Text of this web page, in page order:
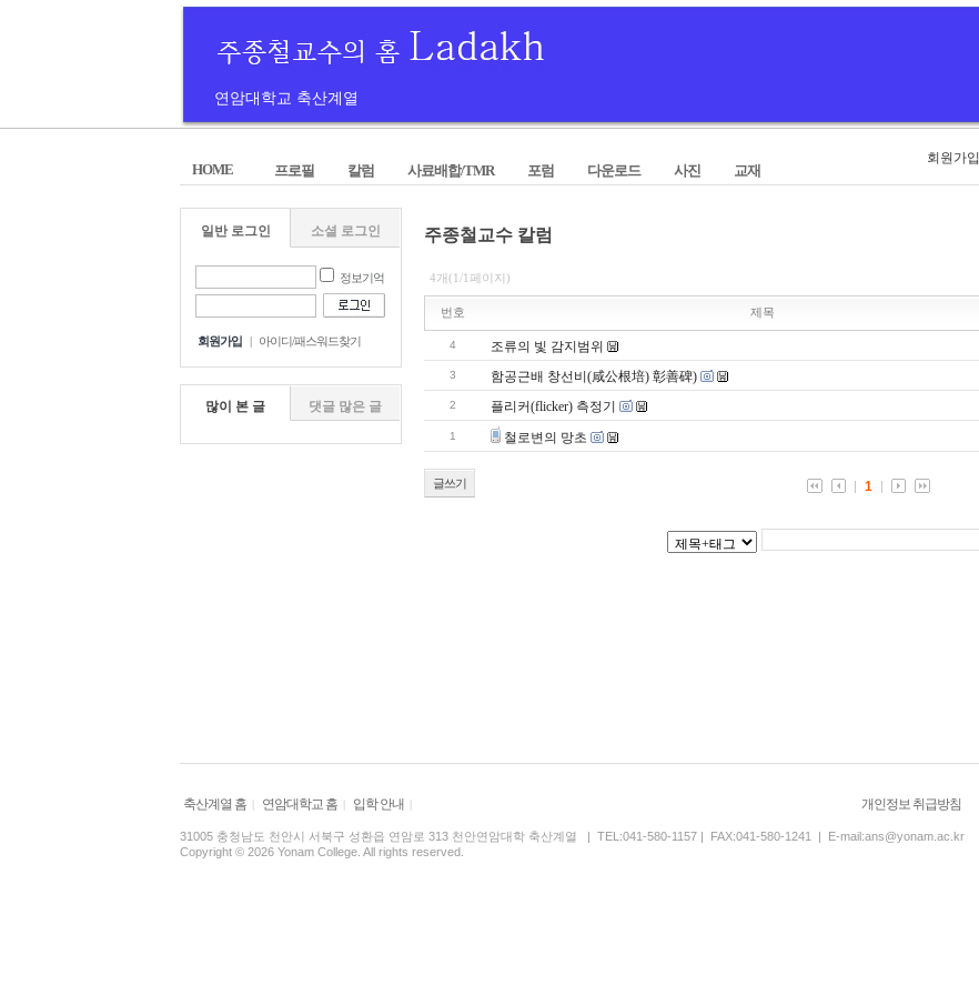
연암대학교 축산계열
회원가입
HOME 프로필 칼럼 사료배합/TMR 포럼 다운로드 사진 교재
일반 로그인 소셜 로그인
정보기억
회원가입 | 아이디/패스워드찾기
많이 본 글 댓글 많은 글
주종철교수 칼럼
4개(1/1페이지)
번호 제목
4 조류의 빛 감지범위
3 함공근배 창선비(咸公根培) 彰善碑)
2 플리커(flicker) 측정기
1 철로변의 망초
글쓰기 1
축산계열 홈 | 연암대학교 홈 | 입학 안내 | 개인정보 취급방침
31005 충청남도 천안시 서북구 성환읍 연암로 313 천안연암대학 축산계열 | TEL:041-580-1157 | FAX:041-580-1241 | E-mail:ans@yonam.ac.kr
Copyright © 2026 Yonam College. All rights reserved.